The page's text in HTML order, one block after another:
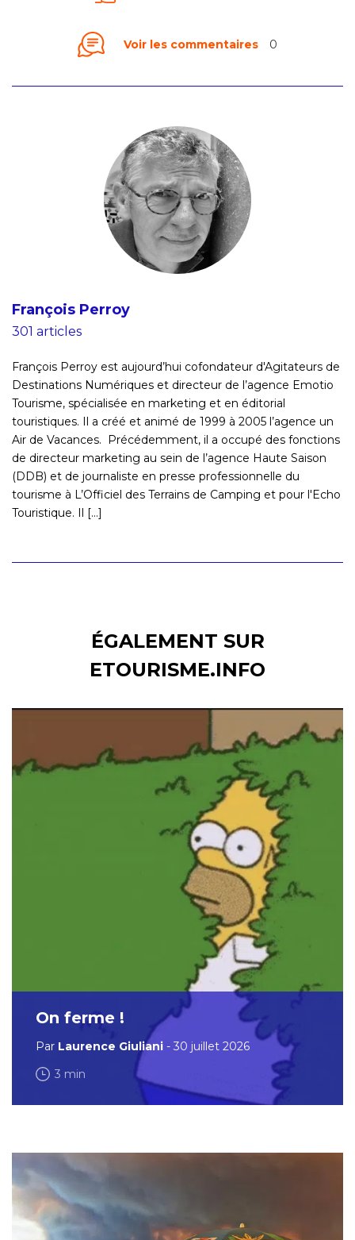
Voir les commentaires 0
François Perroy
301 articles
François Perroy est aujourd’hui cofondateur d'Agitateurs de
Destinations Numériques et directeur de l’agence Emotio
Tourisme, spécialisée en marketing et en éditorial
touristiques. Il a créé et animé de 1999 à 2005 l’agence un
Air de Vacances. Précédemment, il a occupé des fonctions
de directeur marketing au sein de l’agence Haute Saison
(DDB) et de journaliste en presse professionnelle du
tourisme à L’Officiel des Terrains de Camping et pour l'Echo
Touristique. Il [...]
ÉGALEMENT SUR
ETOURISME.INFO
On ferme !
Par Laurence Giuliani - 30 juillet 2026
3 min